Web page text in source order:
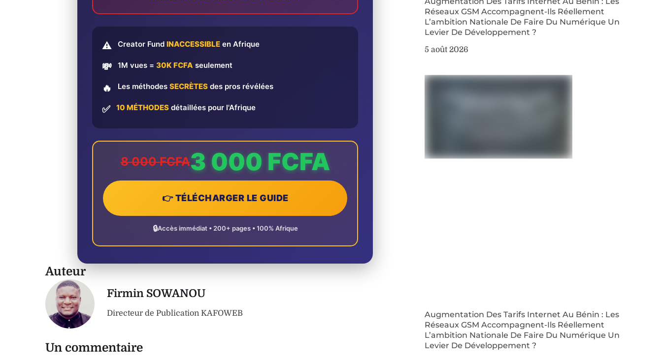
⚠️ Creator Fund INACCESSIBLE en Afrique
💸 1M vues = 30K FCFA seulement
🔥 Les méthodes SECRÈTES des pros révélées
✅ 10 MÉTHODES détaillées pour l'Afrique
8 000 FCFA3 000 FCFA
👉 TÉLÉCHARGER LE GUIDE
🔒Accès immédiat • 200+ pages • 100% Afrique
Auteur
Firmin SOWANOU
Directeur de Publication KAFOWEB
Un commentaire
Réseaux GSM Accompagnent-Ils Réellement
L’ambition Nationale De Faire Du Numérique Un
Levier De Développement ?
5 août 2026
Augmentation Des Tarifs Internet Au Bénin : Les
Réseaux GSM Accompagnent-Ils Réellement
L’ambition Nationale De Faire Du Numérique Un
Levier De Développement ?